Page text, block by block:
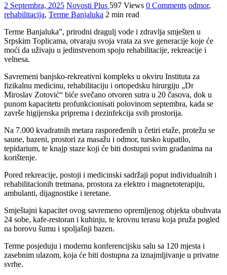
2 Septembra, 2025 Novosti Plus 597 Views 0 Comments odmor,
rehabilitacija, Terme Banjaluka 2 min read
Terme Banjaluka”, prirodni dragulj vode i zdravlja smješten u
Srpskim Toplicama, otvaraju svoja vrata za sve generacije koje će
moći da uživaju u jedinstvenom spoju rehabilitacije, rekreacije i
velnesa.
Savremeni banjsko-rekreativni kompleks u okviru Instituta za
fizikalnu medicinu, rehabilitaciju i ortopedsku hirurgiju „Dr
Miroslav Zotović“ biće svečano otvoren sutra u 20 časova, dok u
punom kapacitetu profunkcionisati polovinom septembra, kada se
završe higijenska priprema i dezinfekcija svih prostorija.
Na 7.000 kvadratnih metara raspoređenih u četiri etaže, protežu se
saune, bazeni, prostori za masažu i odmor, tursko kupatilo,
tepidarium, te knajp staze koji će biti dostupni svim građanima na
korištenje.
Pored rekreacije, postoji i medicinski sadržaji poput individualnih i
rehabilitacionih tretmana, prostora za elektro i magnetoterapiju,
ambulanti, dijagnostike i teretane.
Smještajni kapacitet ovog savremeno opremljenog objekta obuhvata
24 sobe, kafe-restoran i kuhinju, te krovnu terasu koja pruža pogled
na borovu šumu i spoljašnji bazen.
Terme posjeduju i modernu konferencijsku salu sa 120 mjesta i
zasebnim ulazom, koja će biti dostupna za iznajmljivanje u privatne
svrhe.